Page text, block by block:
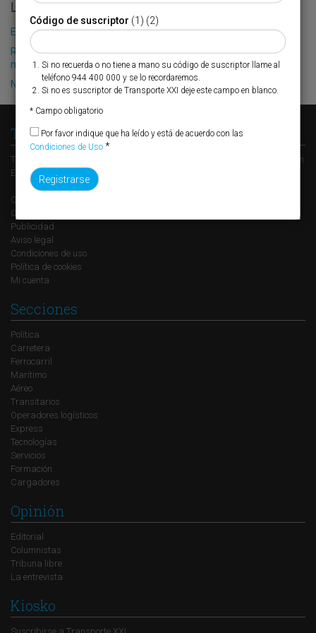
LO MÁS LEÍDO
El Puerto de Valencia crecerá en oferta ro-pax
Renfe ofrece la compra de slots por plataformas en su red
multicliente entre Valencia y Madrid-Abroñigal
Nuevo plazo para los accesos ferroviarios al puerto de Barcelona
Transporte XXI
Transporte XXI es el periódico de referencia del transporte y la logística en
España, perteneciente al Grupo XXI de Comunicación Empresarial.
Quienes somos
Contacto
Publicidad
Aviso legal
Condiciones de uso
Política de cookies
Mi cuenta
Secciones
Política
Carretera
Ferrocarril
Marítimo
Aéreo
Transitarios
Operadores logísticos
Express
Tecnologías
Servicios
Formación
Cargadores
Opinión
Editorial
Columnistas
Tribuna libre
La entrevista
Kiosko
Código de suscriptor (1) (2)
Si no recuerda o no tiene a mano su código de suscriptor llame al
teléfono 944 400 000 y se lo recordaremos.
Si no es suscriptor de Transporte XXI deje este campo en blanco.
* Campo obligatorio
Por favor indique que ha leído y está de acuerdo con las
Condiciones de Uso *